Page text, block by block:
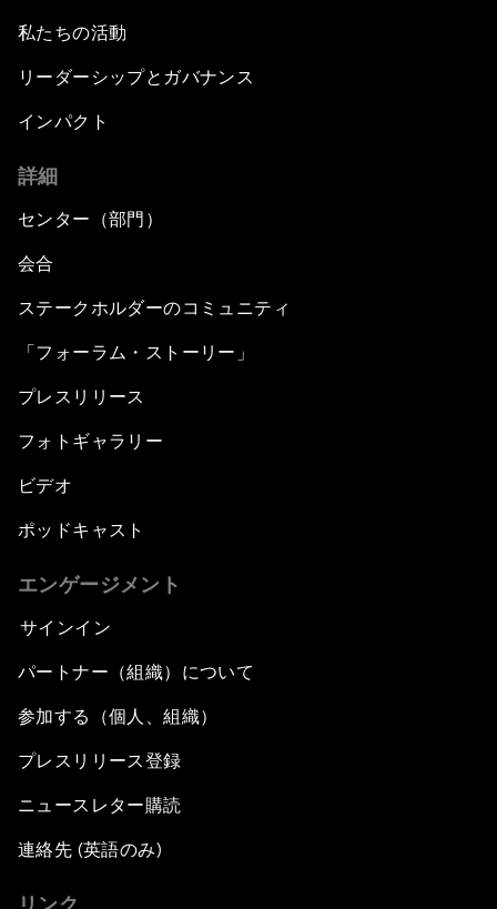
私たちの活動
リーダーシップとガバナンス
インパクト
詳細
センター（部門）
会合
ステークホルダーのコミュニティ
「フォーラム・ストーリー」
プレスリリース
フォトギャラリー
ビデオ
ポッドキャスト
エンゲージメント
サインイン
パートナー（組織）について
参加する（個人、組織）
プレスリリース登録
ニュースレター購読
連絡先 (英語のみ)
リンク